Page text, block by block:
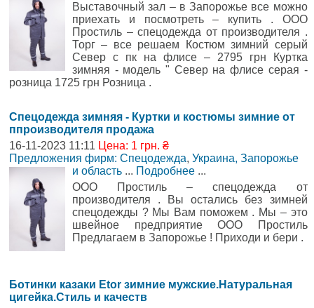
Выставочный зал – в Запорожье все можно
приехать и посмотреть – купить . ООО
Простиль – спецодежда от производителя .
Торг – все решаем Костюм зимний серый
Север с пк на флисе – 2795 грн Куртка
зимняя - модель " Север на флисе серая -
розница 1725 грн Розница .
Спецодежда зимняя - Куртки и костюмы зимние от
ппроизводителя продажа
16-11-2023 11:11 Цена: 1 грн. ₴
Предложения фирм: Спецодежда, Украина, Запорожье
и область ... Подробнее ...
ООО Простиль – спецодежда от
производителя . Вы остались без зимней
спецодежды ? Мы Вам поможем . Мы – это
швейное предприятие ООО Простиль
Предлагаем в Запорожье ! Приходи и бери .
Ботинки казаки Etor зимние мужские.Натуральная
цигейка.Стиль и качеств